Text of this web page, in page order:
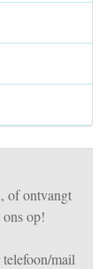
of ontvangt
op!
mail